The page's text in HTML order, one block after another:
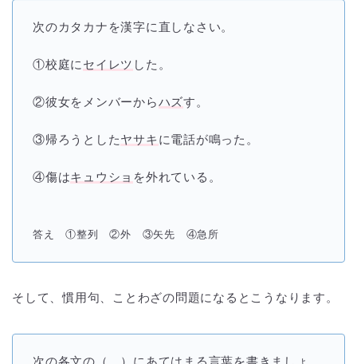
次のカタカナを漢字に直しなさい。
①校庭に セイレツ した。
②彼女をメンバーからハズす。
③帰ろうとしたヤサキ に電話が鳴った。
④傷はキュウショ を外れている。
答え ①整列 ②外 ③矢先 ④急所
そして、慣用句、ことわざの問題になるとこうなります。
次の各文の（ ）にあてはまる言葉を書きましょ